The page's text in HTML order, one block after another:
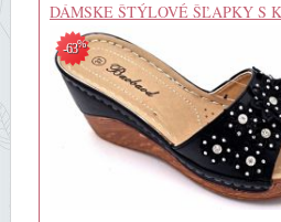
DÁMSKE ŠTÝLOVÉ ŠĽAPKY S
LETO ČIERNE
-63%